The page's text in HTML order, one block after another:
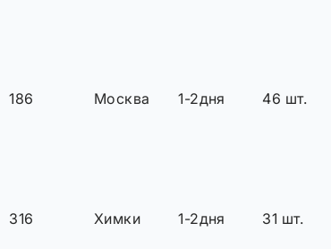
186 Москва 1-2дня 46 шт.
316 Химки 1-2дня 31 шт.